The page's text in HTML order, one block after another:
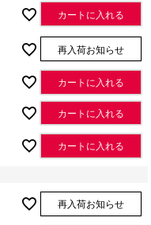
カートに入れる
再入荷お知らせ
カートに入れる
カートに入れる
カートに入れる
再入荷お知らせ